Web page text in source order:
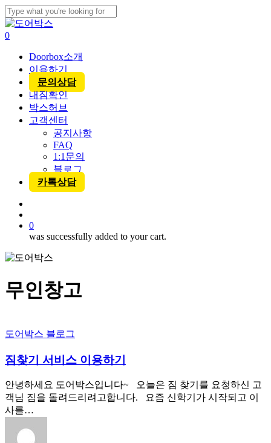
Skip
to
main
content
Close
Search
account
0
Doorbox소개
이용하기
문의상담
내짐확인
박스허브
고객센터
공지사항
FAQ
1:1문의
블로그
카톡상담
0
was successfully added to your cart.
무인창고
도어박스 블로그
짐찾기 서비스 이용하기
안녕하세요 도어박스입니다~ 오늘은 짐 찾기를 요청하신 고
객님 짐을 돌려드리려고합니다. 요즘 신학기가 시작되고 이
사를…